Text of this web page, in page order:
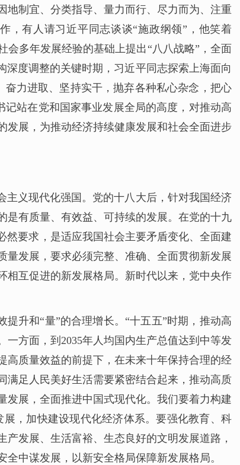
地制宜、分类指导、量力而行、尽力而为、注重
，有人请习近平同志谈谈“施政纲领”，他笑着
多年发展经验的基础上提出“八八战略”，全面
深度调整的关键时期，习近平同志探索上海面向
力进取、坚持实干，抛弃各种私心杂念，把心
站在党和国家事业发展全局的高度，对推动高
发展，为推动经济持续健康发展和社会全面进步
义现代化强国。党的十八大后，针对我国经济
是有质量、有效益、可持续的发展。在党的十九
然要求，是适应我国社会主要矛盾变化、全面建
发展，要求必须完整、准确、全面贯彻新发展
相互促进的新发展格局。新时代以来，党中央作
升和“量”的合理增长。“十五五”时期，推动高
方面，到2035年人均国内生产总值达到中等发
高质量效益的前提下，在未来十年保持合理的经
满足人民美好生活需要紧密结合起来，推动高质
展，全面推进中国式现代化。我们要着力构建
，加快建设现代化经济体系。要强化教育、科
发展、生活富裕、生态良好的文明发展道路，
中谋发展，以新安全格局保障新发展格局。